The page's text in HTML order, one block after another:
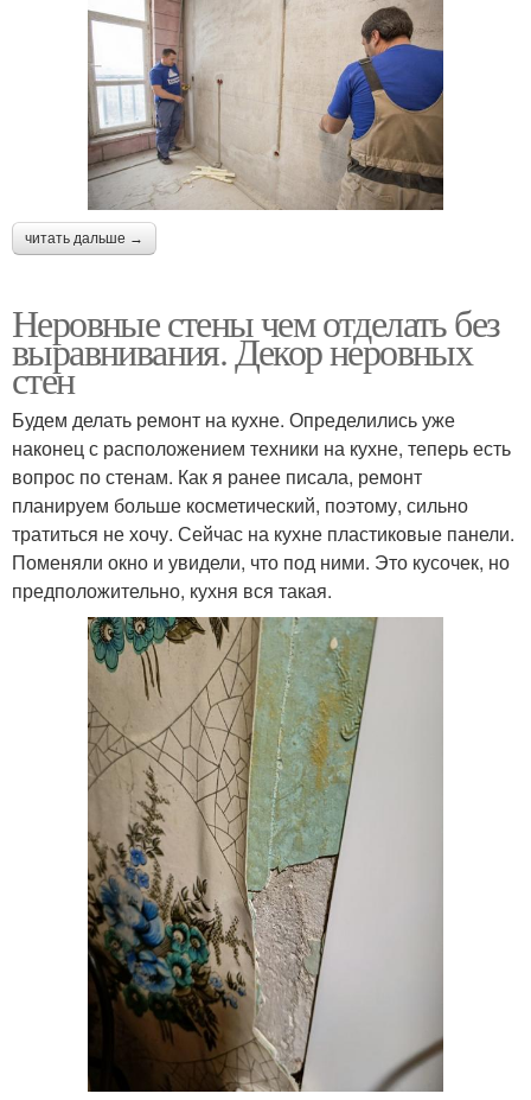
читать дальше →
Неровные стены чем отделать без
выравнивания. Декор неровных
стен
Будем делать ремонт на кухне. Определились уже
наконец с расположением техники на кухне, теперь есть
вопрос по стенам. Как я ранее писала, ремонт
планируем больше косметический, поэтому, сильно
тратиться не хочу. Сейчас на кухне пластиковые панели.
Поменяли окно и увидели, что под ними. Это кусочек, но
предположительно, кухня вся такая.